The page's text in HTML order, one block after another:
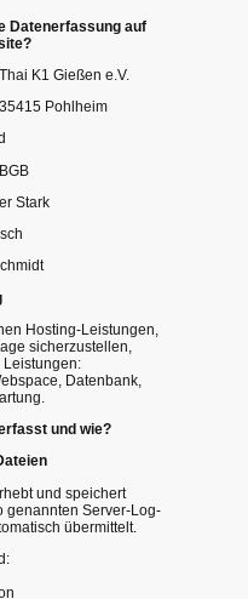
Datenerfassung auf
K1 Gießen e.V.
Pohlheim
Stark
Hosting-Leistungen,
sicherzustellen,
Datenbank,
und wie?
und speichert
genannten Server-Log-
übermittelt.